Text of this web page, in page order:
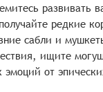
развивать
редкие
сабли и
ищите
эмоций от